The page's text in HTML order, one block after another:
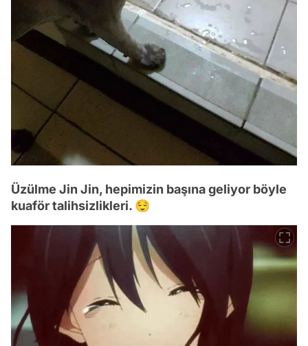
Üzülme Jin Jin, hepimizin başına geliyor böyle
kuaför talihsizlikleri. 😌